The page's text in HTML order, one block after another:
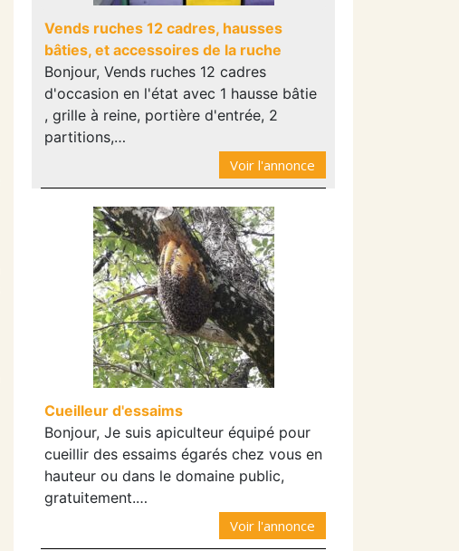
Vends ruches 12 cadres, hausses
bâties, et accessoires de la ruche
Bonjour, Vends ruches 12 cadres
d'occasion en l'état avec 1 hausse bâtie
, grille à reine, portière d'entrée, 2
partitions,…
Voir l'annonce
Cueilleur d'essaims
Bonjour, Je suis apiculteur équipé pour
cueillir des essaims égarés chez vous en
hauteur ou dans le domaine public,
gratuitement.…
Voir l'annonce